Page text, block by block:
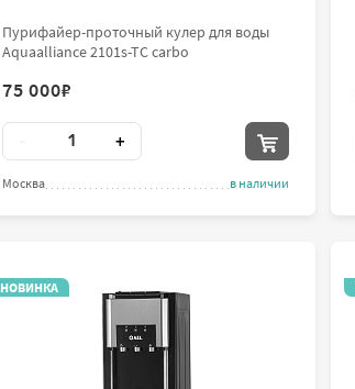
Пурифайер-проточный кулер для воды
Aquaalliance 2101s-TC carbo
75 000₽
Количество +
Москва в наличии
НОВИНКА